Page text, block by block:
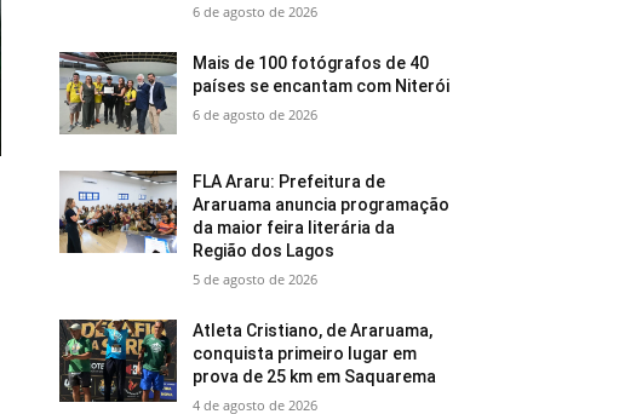
6 de agosto de 2026
Mais de 100 fotógrafos de 40
países se encantam com Niterói
6 de agosto de 2026
FLA Araru: Prefeitura de
Araruama anuncia programação
da maior feira literária da
Região dos Lagos
5 de agosto de 2026
Atleta Cristiano, de Araruama,
conquista primeiro lugar em
prova de 25 km em Saquarema
4 de agosto de 2026